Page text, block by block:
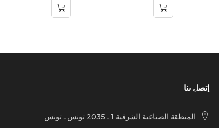
إتصل بنا
المنطقة الصناعية الشرقية 1 ـ 2035 تونس ـ تونس